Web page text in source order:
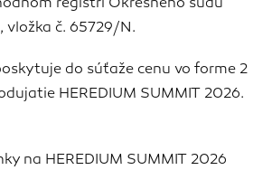
registri Okresného súdu
vložka č. 65729/N.
do súťaže cenu vo forme 2
HEREDIUM SUMMIT 2026.
na HEREDIUM SUMMIT 2026